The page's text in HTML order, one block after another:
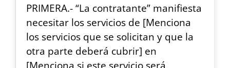
PRIMERA.- “La contratante” manifiesta
necesitar los servicios de [Menciona
los servicios que se solicitan y que la
otra parte deberá cubrir] en